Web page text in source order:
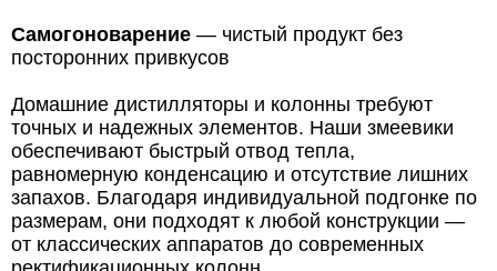
Самогоноварение — чистый продукт без
посторонних привкусов
Домашние дистилляторы и колонны требуют
точных и надежных элементов. Наши змеевики
обеспечивают быстрый отвод тепла,
равномерную конденсацию и отсутствие лишних
запахов. Благодаря индивидуальной подгонке по
размерам, они подходят к любой конструкции —
от классических аппаратов до современных